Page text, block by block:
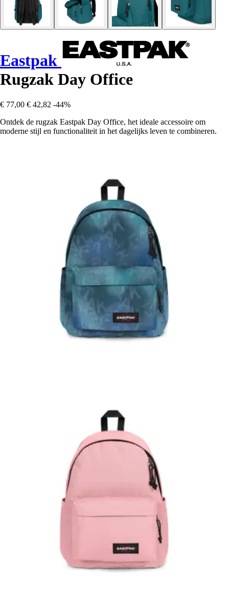
Eastpak
Rugzak Day Office
€ 77,00 € 42,82 -44%
Ontdek de rugzak Eastpak Day Office, het ideale accessoire om
moderne stijl en functionaliteit in het dagelijks leven te combineren.